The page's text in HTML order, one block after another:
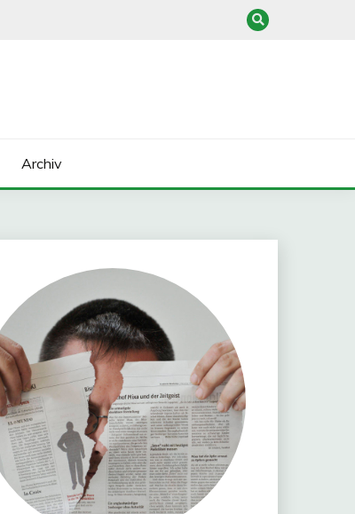
Archiv